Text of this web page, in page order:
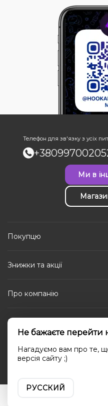
Телефон для зв'язку з усіх
Ми в
Покупцю
Знижки та акції
Про компанію
Каталог
Не бажаєте перейти
Нагадуємо вам про те,
версія сайту ;)
РУССКИЙ